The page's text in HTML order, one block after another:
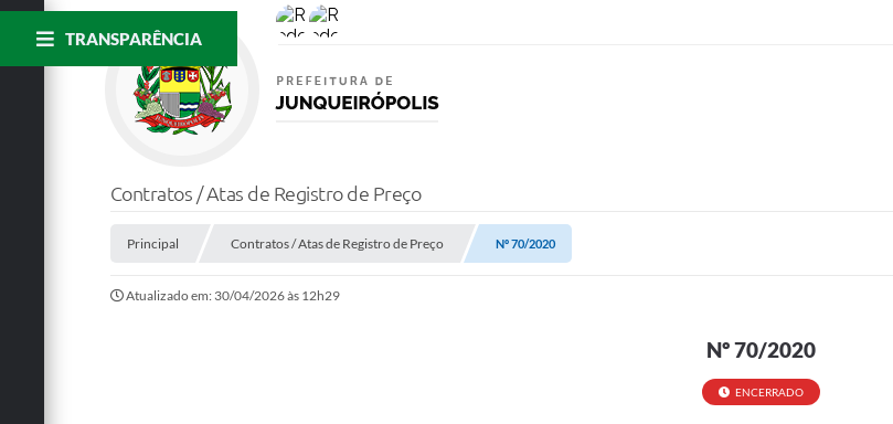
TRANSPARÊNCIA
Contratos / Atas de Registro de Preço
Principal Contratos / Atas de Registro de Preço Nº 70/2020
Atualizado em: 30/04/2026 às 12h29
Nº 70/2020
ENCERRADO